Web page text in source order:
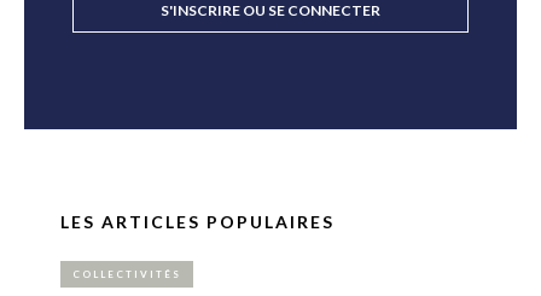
S'INSCRIRE OU SE CONNECTER
LES ARTICLES POPULAIRES
COLLECTIVITÉS